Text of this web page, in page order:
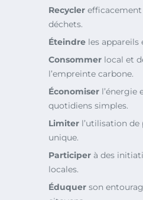
Recycler
déchets.
Éteindre les appareils
Consommer local et
l’empreinte carbone.
Économiser l’énergie
quotidiens simples.
Limiter l’utilisation de
unique.
Participer à des
locales.
Éduquer son